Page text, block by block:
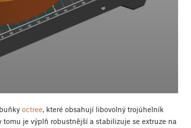
octree, které obsahují libovolný trojúhelník
je výplň robustnější a stabilizuje se extruze na